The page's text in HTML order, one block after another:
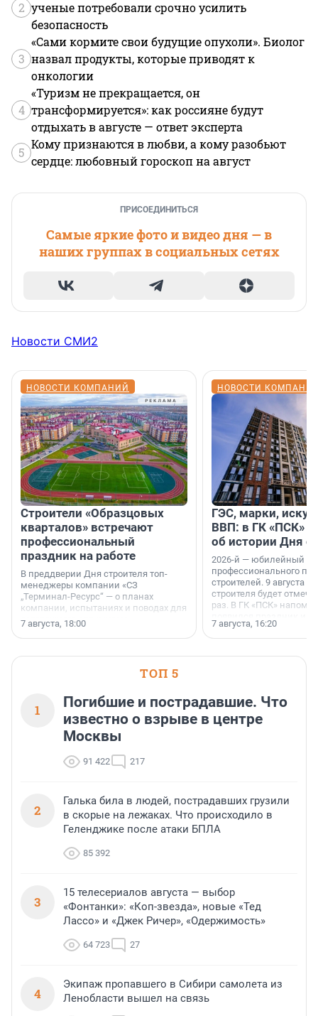
2 ученые потребовали срочно усилить
безопасность
3
«Сами кормите свои будущие опухоли». Биолог
назвал продукты, которые приводят к
онкологии
4
«Туризм не прекращается, он
трансформируется»: как россияне будут
отдыхать в августе — ответ эксперта
5
Кому признаются в любви, а кому разобьют
сердце: любовный гороскоп на август
ПРИСОЕДИНИТЬСЯ
Самые яркие фото и видео дня — в
наших группах в социальных сетях
Новости СМИ2
НОВОСТИ КОМПАНИЙ
Строители «Образцовых
кварталов» встречают
профессиональный
праздник на работе
В преддверии Дня строителя топ-
менеджеры компании «СЗ
„Терминал-Ресурс“ — о планах
компании, испытаниях и поводах для
осторожного оптимизма.
7 августа, 18:00
НОВОСТИ
ГЭС, марки,
ВВП: в ГК «ПСК»
об истории Дня
2026-й — юбилейный
профессионального
строителей. 9 августа
строителя будет
раз. В ГК «ПСК»
поменялась роль
7 августа, 16:20
ТОП 5
1
Погибшие и пострадавшие. Что
известно о взрыве в центре
Москвы
91 422 217
2
Галька била в людей, пострадавших грузили
в скорые на лежаках. Что происходило в
Геленджике после атаки БПЛА
85 392
3
15 телесериалов августа — выбор
«Фонтанки»: «Коп-звезда», новые «Тед
Лассо» и «Джек Ричер», «Одержимость»
64 723 27
4
Экипаж пропавшего в Сибири самолета из
Ленобласти вышел на связь